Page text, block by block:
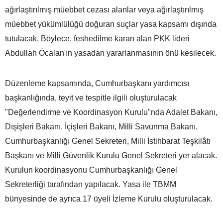
ağırlaştırılmış müebbet cezası alanlar veya ağırlaştırılmış
müebbet yükümlülüğü doğuran suçlar yasa kapsamı dışında
tutulacak. Böylece, feshedilme kararı alan PKK lideri
Abdullah Öcalan'ın yasadan yararlanmasının önü kesilecek.
Düzenleme kapsamında, Cumhurbaşkanı yardımcısı
başkanlığında, teyit ve tespitle ilgili oluşturulacak
"Değerlendirme ve Koordinasyon Kurulu"nda Adalet Bakanı,
Dışişleri Bakanı, İçişleri Bakanı, Milli Savunma Bakanı,
Cumhurbaşkanlığı Genel Sekreteri, Milli İstihbarat Teşkilâtı
Başkanı ve Milli Güvenlik Kurulu Genel Sekreteri yer alacak.
Kurulun koordinasyonu Cumhurbaşkanlığı Genel
Sekreterliği tarafından yapılacak. Yasa ile TBMM
bünyesinde de ayrıca 17 üyeli İzleme Kurulu oluşturulacak.